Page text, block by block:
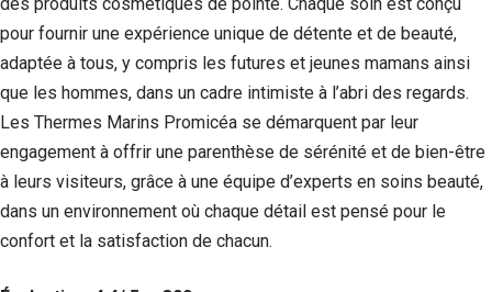
pour fournir une expérience unique de détente et de beauté,
adaptée à tous, y compris les futures et jeunes mamans ainsi
que les hommes, dans un cadre intimiste à l’abri des regards.
Les Thermes Marins Promicéa se démarquent par leur
engagement à offrir une parenthèse de sérénité et de bien-être
à leurs visiteurs, grâce à une équipe d’experts en soins beauté,
dans un environnement où chaque détail est pensé pour le
confort et la satisfaction de chacun.